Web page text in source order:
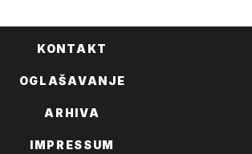
KONTAKT
OGLAŠAVANJE
ARHIVA
IMPRESSUM